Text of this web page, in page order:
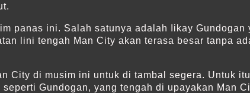
panas ini. Salah satunya adalah Iikay Gundogan
lini tengah Man City akan terasa besar tanpa
City di musim ini untuk di tambal segera. Untuk
Gundogan, yang tengah di upayakan Man